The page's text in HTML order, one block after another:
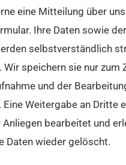
eine Mitteilung über
Ihre Daten sowie
selbstverständlich
Wir speichern sie nur zum
und der
Eine Weitergabe an Dritte
Anliegen bearbeitet und
Daten wieder gelöscht.